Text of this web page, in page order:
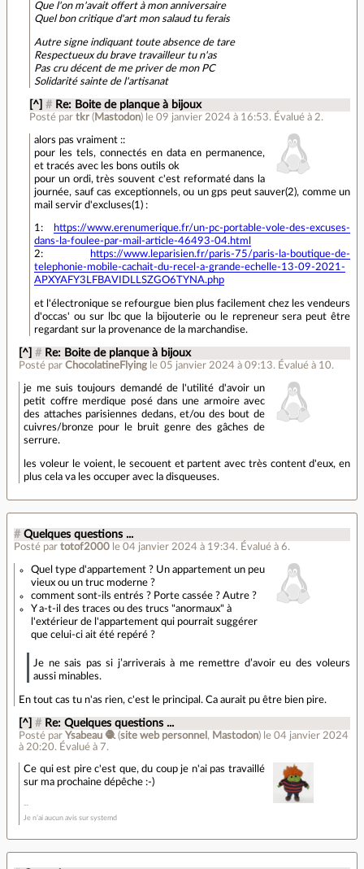
Que l'on m'avait offert à mon anniversaire
Quel bon critique d'art mon salaud tu ferais
Autre signe indiquant toute absence de tare
Respectueux du brave travailleur tu n'as
Pas cru décent de me priver de mon PC
Solidarité sainte de l'artisanat
[^] # Re: Boite de planque à bijoux
Posté partkr ( Mastodon) le 09 janvier 2024 à 16:53. Évalué à 2.
alors pas vraiment ::
pour les tels, connectés en data en permanence,
et tracés avec les bons outils ok
pour un ordi, très souvent c'est reformaté dans la
journée, sauf cas exceptionnels, ou un gps peut sauver(2), comme un
mail servir d'excluses(1) :
1:
https://www.erenumerique.fr/un-pc-portable-vole-des-excuses-
dans-la-foulee-par-mail-article-46493-04.html
2:
https://www.leparisien.fr/paris-75/paris-la-boutique-de-
telephonie-mobile-cachait-du-recel-a-grande-echelle-13-09-2021-
APXYAFY3LFBAVIDLLSZGO6TYNA.php
et l'électronique se refourgue bien plus facilement chez les vendeurs
d'occas' ou sur lbc que la bijouterie ou le repreneur sera peut être
regardant sur la provenance de la marchandise.
[^] # Re: Boite de planque à bijoux
Posté parChocolatineFlying le 05 janvier 2024 à 09:13. Évalué à 10.
je me suis toujours demandé de l'utilité d'avoir un
petit coffre merdique posé dans une armoire avec
des attaches parisiennes dedans, et/ou des bout de
cuivres/bronze pour le bruit genre des gâches de
serrure.
les voleur le voient, le secouent et partent avec très content d'eux, en
plus cela va les occuper avec la disqueuses.
# Quelques questions ...
Posté par totof2000 le 04 janvier 2024 à 19:34. Évalué à 6.
Quel type d'appartement ? Un appartement un peu
vieux ou un truc moderne ?
comment sont-ils entrés ? Porte cassée ? Autre ?
Y a-t-il des traces ou des trucs "anormaux" à
l'extérieur de l'appartement qui pourrait suggérer
que celui-ci ait été repéré ?
Je ne sais pas si j’arriverais à me remettre d’avoir eu des voleurs
aussi minables.
En tout cas tu n'as rien, c'est le principal. Ca aurait pu être bien pire.
[^] # Re: Quelques questions ...
Posté parYsabeau 🧶 (site web personnel , Mastodon) le 04 janvier 2024
à 20:20. Évalué à7.
Ce qui est pire c'est que, du coup je n'ai pas travaillé
sur ma prochaine dépêche :-)
Je n’ai aucun avis sur systemd